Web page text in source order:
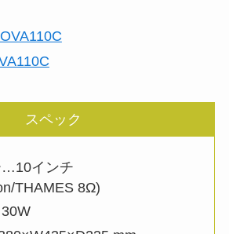
スペック
…10インチ
THAMES 8Ω)